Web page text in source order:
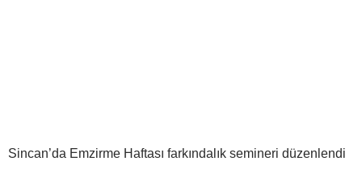
Sincan’da Emzirme Haftası farkındalık semineri düzenlendi